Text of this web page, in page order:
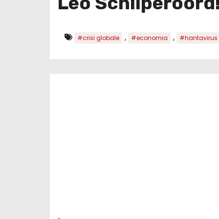
#crisi globale , #economia , #hantavirus